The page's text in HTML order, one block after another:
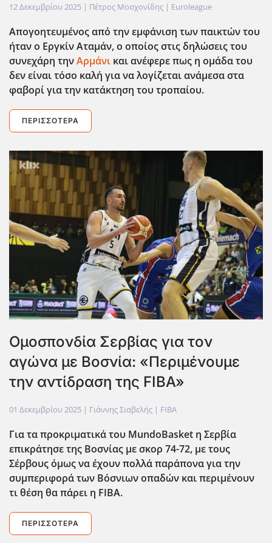
12 Δεκεμβρίου 2025 | Πέτρος Μοσχονίδης | Euroleague
Απογοητευμένος από την εμφάνιση των παικτών του
ήταν ο Εργκίν Αταμάν, ο οποίος στις δηλώσεις του
συνεχάρη τηνΑρμάνι και ανέφερε πως η ομάδα του
δεν είναι τόσο καλ΄η για να λογίζεται ανάμεσα στα
φαβορί για την κατάκτηση του τροπαίου.
ΠΕΡΙΣΣΌΤΕΡΑ
Ομοσπονδία Σερβίας για τον
αγώνα με Βοσνία: «Περιμένουμε
την αντίδραση της FIBA»
01 Δεκεμβρίου 2025 | Γιάννης Σιαβελής | FIBA
Για τα προκριματικά του MundoBasket η Σερβία
επικράτησε της Βοσνίας με σκορ 74-72, με τους
Σέρβους όμως να έχουν πολλά παράπονα για την
συμπεριφορά των Βόσνιων οπαδών και περιμένουν
τι θέση θα πάρει η FIBA.
ΠΕΡΙΣΣΌΤΕΡΑ